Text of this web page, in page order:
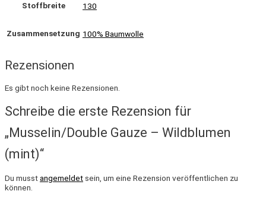
Stoffbreite 130
Zusammensetzung 100% Baumwolle
Rezensionen
Es gibt noch keine Rezensionen.
Schreibe die erste Rezension für
„Musselin/Double Gauze – Wildblumen
(mint)“
Du musstangemeldet sein, um eine Rezension veröffentlichen zu
können.